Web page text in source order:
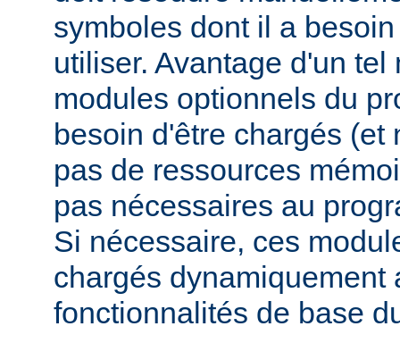
symboles dont il a
utiliser. Avantage d'un
modules optionnels du
besoin d'être chargés (et
pas de ressources
pas nécessaires au
Si nécessaire, ces
chargés dynamiquement
fonctionnalités de base